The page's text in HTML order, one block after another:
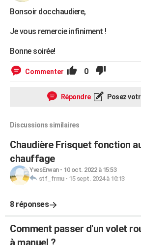
Bonsoir docchaudiere,
Je vous remercie infiniment !
Bonne soirée!
Commenter 0
Répondre Posez
Discussions similaires
Chaudière Frisquet fonction
chauffage
YvesErwan- 10 oct. 2022 à 15:53
stf_frmu- 15 sept. 2024 à 10:13
8 réponses
Comment passer d'un volet
à manuel ?